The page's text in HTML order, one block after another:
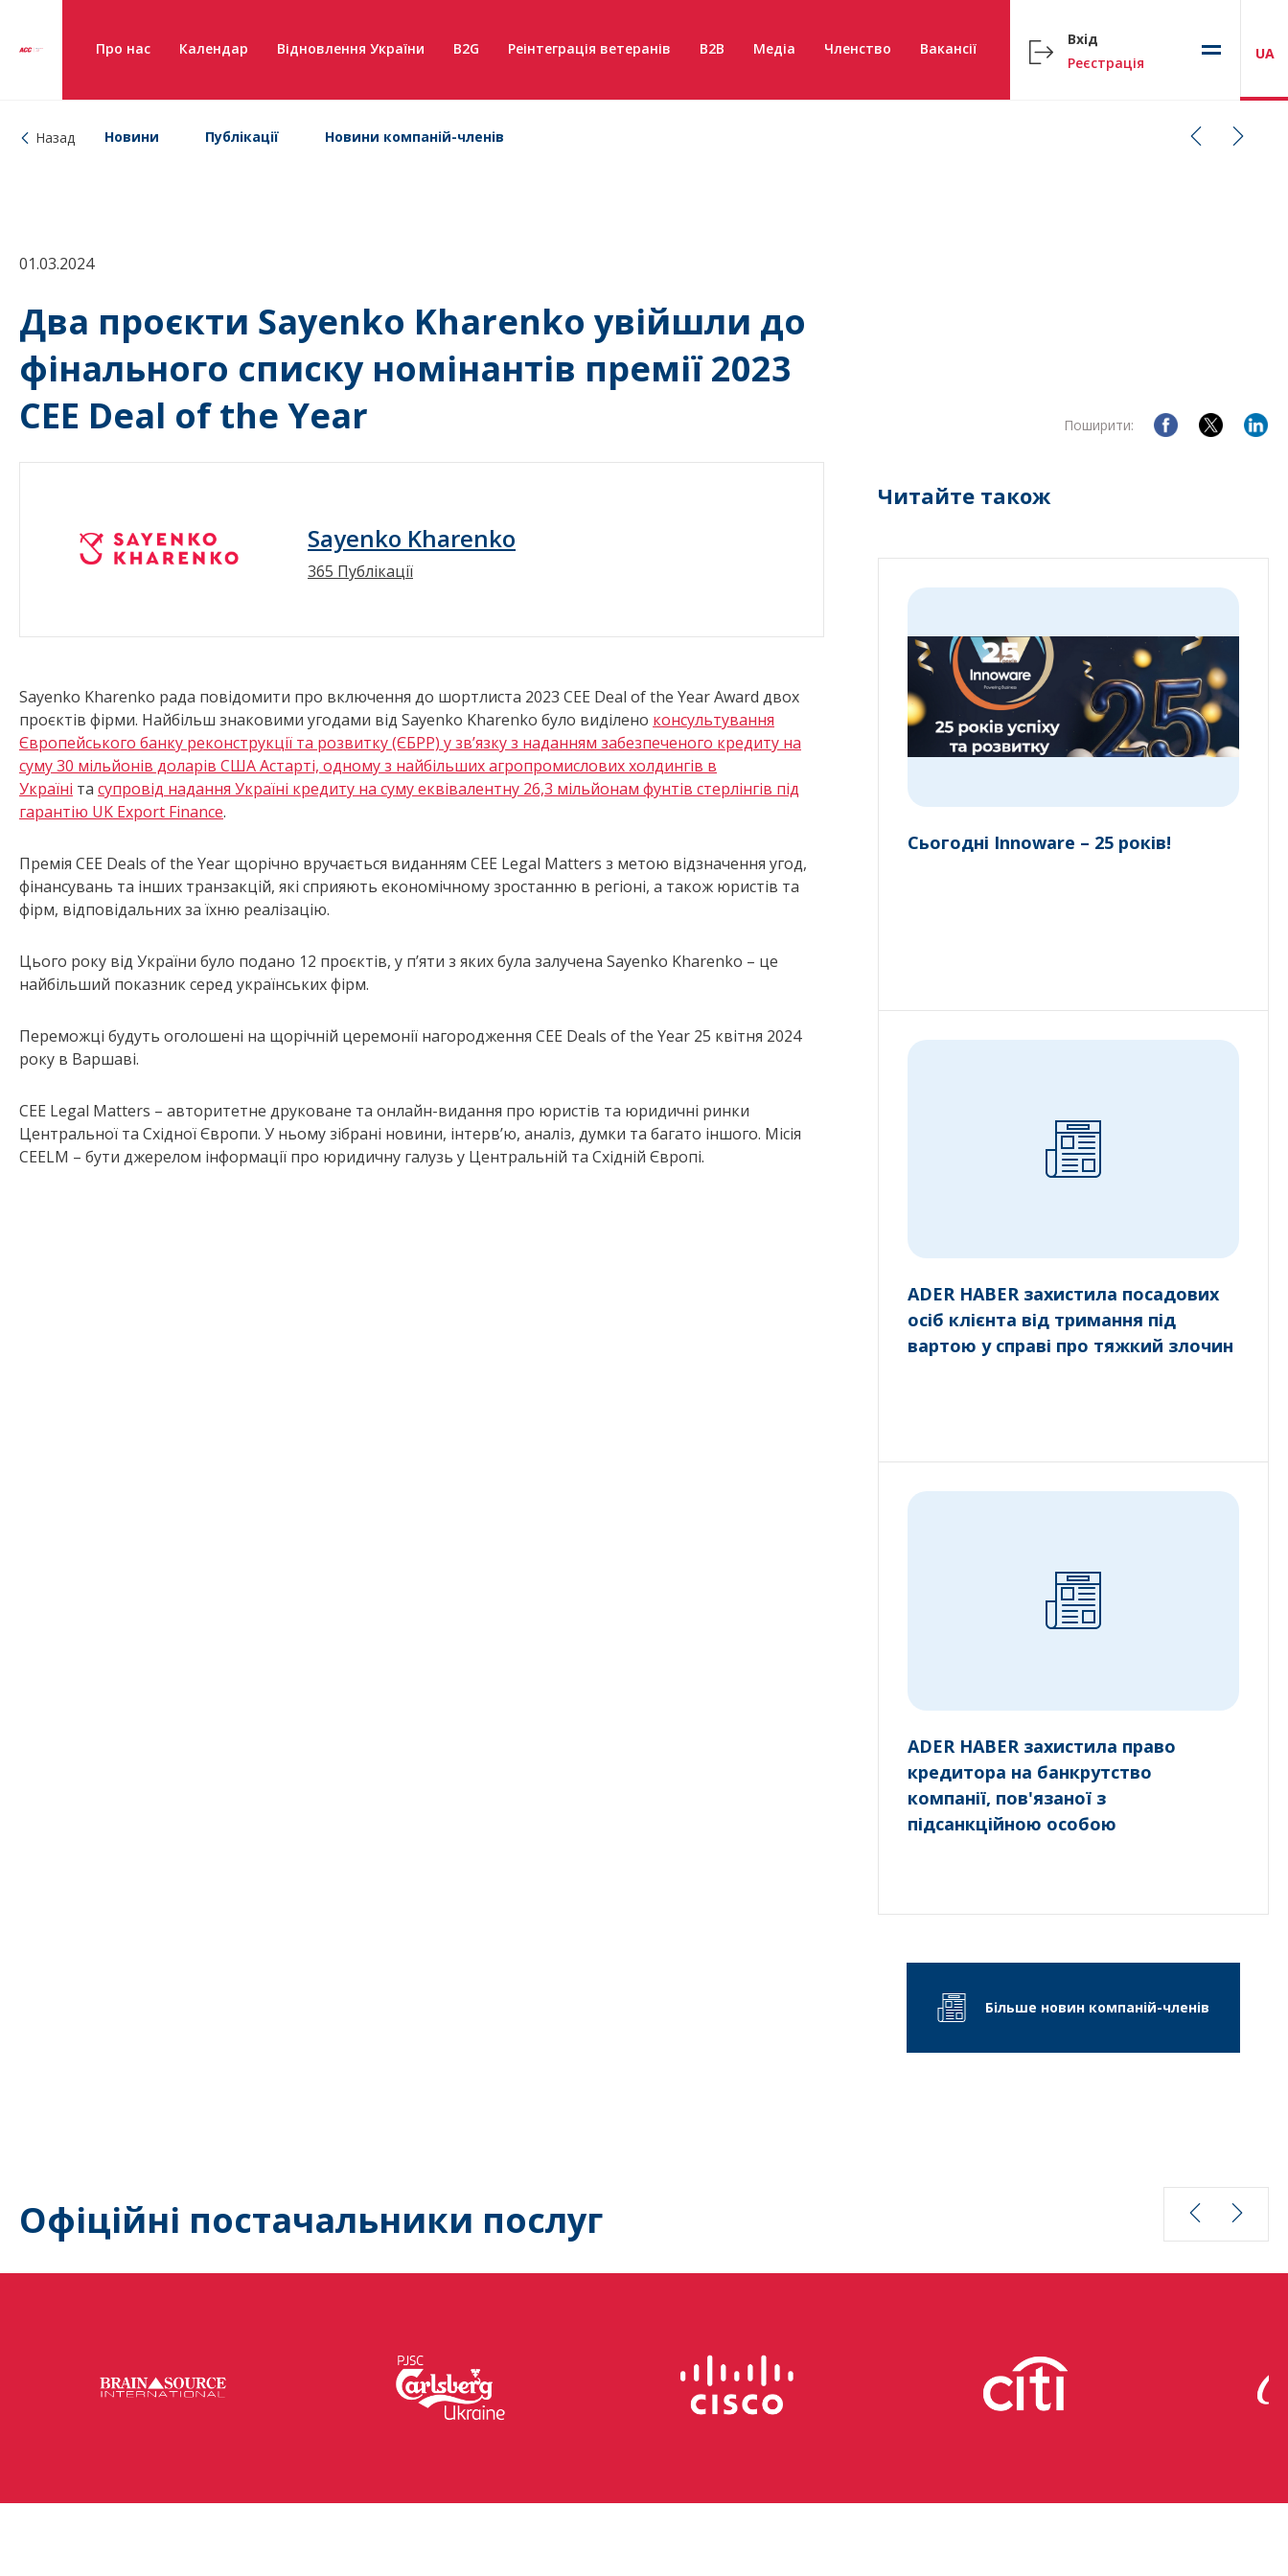
Про нас Календар Відновлення України B2G Реінтеграція ветеранів B2B Медіа Членство Вакансії
Вхід
Реєстрація
UA
Назад Новини Публікації Новини компаній-членів
01.03.2024
Два проєкти Sayenko Kharenko увійшли до
фінального списку номінантів премії 2023
CEE Deal of the Year
Поширити:
Sayenko Kharenko
365 Публікації
Sayenko Kharenko рада повідомити про включення до шортлиста 2023 CEE Deal of the Year Award двох
проєктів фірми. Найбільш знаковими угодами від Sayenko Kharenko було виділено консультування
Європейського банку реконструкції та розвитку (ЄБРР) у зв’язку з наданням забезпеченого кредиту на
суму 30 мільйонів доларів США Астарті, одному з найбільших агропромислових холдингів в
Україні та супровід надання Україні кредиту на суму еквівалентну 26,3 мільйонам фунтів стерлінгів під
гарантію UK Export Finance.
Премія CEE Deals of the Year щорічно вручається виданням CEE Legal Matters з метою відзначення угод,
фінансувань та інших транзакцій, які сприяють економічному зростанню в регіоні, а також юристів та
фірм, відповідальних за їхню реалізацію.
Цього року від України було подано 12 проєктів, у п’яти з яких була залучена Sayenko Kharenko – це
найбільший показник серед українських фірм.
Переможці будуть оголошені на щорічній церемонії нагородження CEE Deals of the Year 25 квітня 2024
року в Варшаві.
CEE Legal Matters – авторитетне друковане та онлайн-видання про юристів та юридичні ринки
Центральної та Східної Європи. У ньому зібрані новини, інтерв’ю, аналіз, думки та багато іншого. Місія
CEELM – бути джерелом інформації про юридичну галузь у Центральній та Східній Європі.
Читайте також
Сьогодні Innoware – 25 років!
ADER HABER захистила посадових
осіб клієнта від тримання під
вартою у справі про тяжкий злочин
ADER HABER захистила право
кредитора на банкрутство
компанії, пов'язаної з
підсанкційною особою
Більше новин компаній-членів
Офіційні постачальники послуг